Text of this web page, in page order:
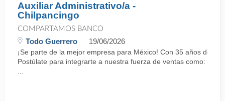
Auxiliar Administrativo/a -
Chilpancingo
COMPARTAMOS BANCO
Todo Guerrero 19/06/2026
¡Se parte de la mejor empresa para México! Con 35 años de
Postúlate para integrarte a nuestra fuerza de ventas como: